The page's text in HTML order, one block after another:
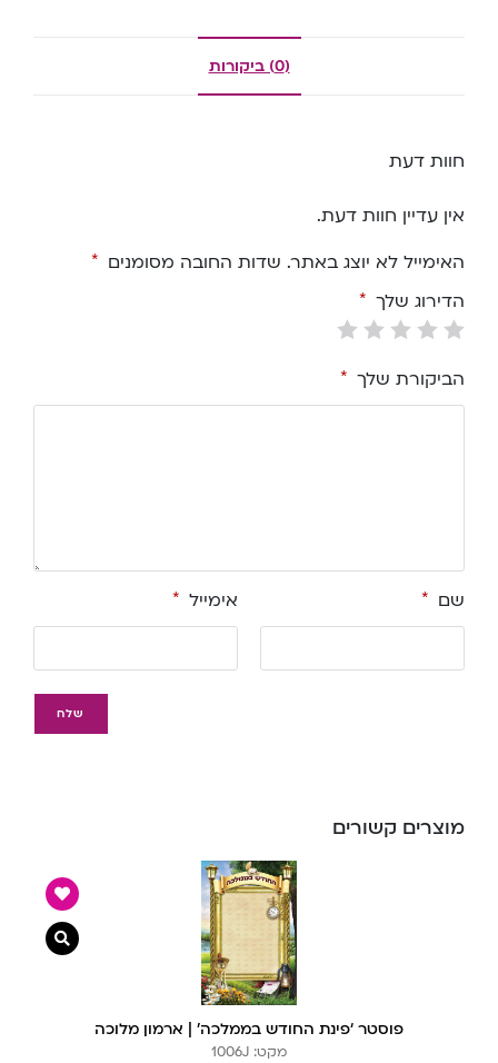
(0) ביקורות
חוות דעת
אין עדיין חוות דעת.
האימייל לא יוצג באתר. שדות החובה מסומנים *
הדירוג שלך *
הביקורת שלך *
שם * אימייל *
מוצרים קשורים
פוסטר ‘פינת החודש בממלכה’ | ארמון מלוכה
מקט: 1006J
צפייה